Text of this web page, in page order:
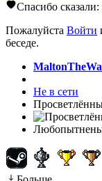
Спасибо сказали:
Пожалуйста Войти
беседе.
Не в сети